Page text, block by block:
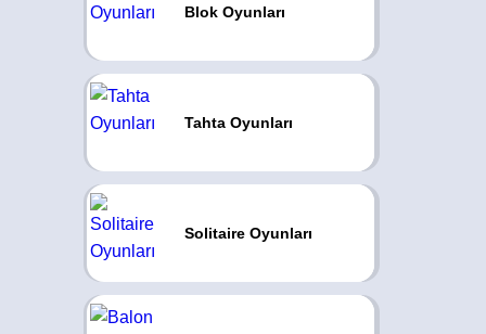
Blok Oyunları
Tahta Oyunları
Solitaire Oyunları